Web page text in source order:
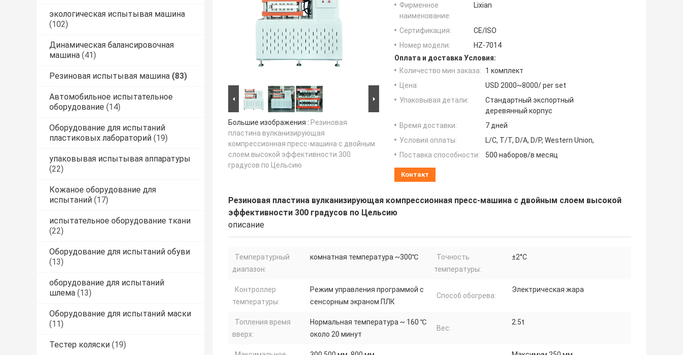
экологическая испытывая машина
(102)
Динамическая балансировочная
машина (41)
Резиновая испытывая машина (83)
Автомобильное испытательное
оборудование (14)
Оборудование для испытаний
пластиковых лабораторий (19)
упаковывая испытывая аппаратуры
(22)
Кожаное оборудование для
испытаний (17)
испытательное оборудование ткани
(22)
Оборудование для испытаний обуви
(13)
оборудование для испытаний
шлема (13)
Оборудование для испытаний маски
(11)
Тестер коляски (19)
Большие изображения : Резиновая
пластина вулканизирующая
компрессионная пресс-машина с двойным
слоем высокой эффективности 300
градусов по Цельсию
Фирменное
наименование:
Lixian
Сертификация:
CE/ISO
Номер модели:
HZ-7014
Оплата и доставка Условия:
Количество мин заказа:
1 комплект
Цена:
USD 2000~8000/ per set
Упаковывая детали:
Стандартный экспортный
деревянный корпус
Время доставки:
7 дней
Условия оплаты:
L/C, T/T, D/A, D/P, Western Union,
Поставка способности:
500 наборов/в месяц
Контакт
Резиновая пластина вулканизирующая компрессионная пресс-машина с двойным слоем высокой
эффективности 300 градусов по Цельсию
описание
Температурный
диапазон:
комнатная температура ~300℃
Точность
температуры:
±2°C
Контроллер
температуры:
Режим управления программой с
сенсорным экраном ПЛК
Способ обогрева:
Электрическая жара
Топления время
вверх:
Нормальная температура ~ 160 ℃
около 20 минут
Вес:
2.5t